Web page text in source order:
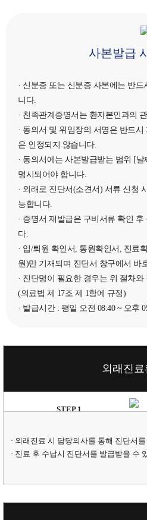
사본발급
· 신분증 또는 신분증 사본에는 반
니다.
· 친족관계증명서는 환자본인과의
· 동의서 및 위임장의 서명은 반드
은 인정되지 않습니다.
· 동의서에는 사본발급받는 범위 [
명시되어야 합니다.
· 외래로 진단서(소견서) 서류 신청
능합니다.
· 증명서 재발급은 구비서류 확인
다.
· 입/퇴원 확인서, 통원확인서, 진료
원)만 기재되며 진단서 창구에서 바
· 진단명이 필요한 경우는 위 절차
(의료법 제 17조 제 1항에 규정)
· 발급시간 : 평일 오전 08:40 ~ 오후
외래진
STEP 1
· 외래진료 시 담당의사를 통해 진단서
· 진료 후 수납시 진단서를 발급받을 수